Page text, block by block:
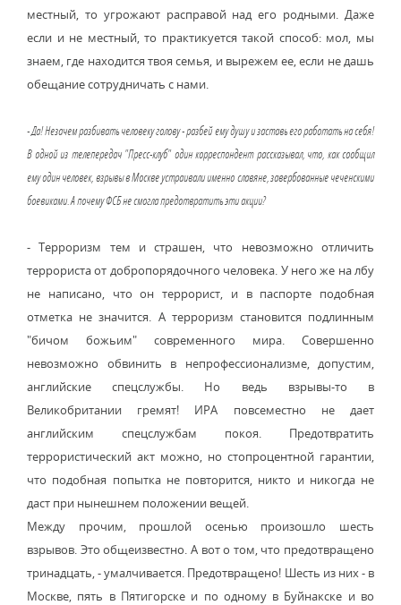
местный, то угрожают расправой над его родными. Даже
если и не местный, то практикуется такой способ: мол, мы
знаем, где находится твоя семья, и вырежем ее, если не дашь
обещание сотрудничать с нами.
- Да! Незачем разбивать человеку голову - разбей ему душу и заставь его работать на себя!
В одной из телепередач "Пресс-клуб" один корреспондент рассказывал, что, как сообщил
ему один человек, взрывы в Москве устраивали именно славяне, завербованные чеченскими
боевиками. А почему ФСБ не смогла предотвратить эти акции?
- Терроризм тем и страшен, что невозможно отличить
террориста от добропорядочного человека. У него же на лбу
не написано, что он террорист, и в паспорте подобная
отметка не значится. А терроризм становится подлинным
"бичом божьим" современного мира. Совершенно
невозможно обвинить в непрофессионализме, допустим,
английские спецслужбы. Но ведь взрывы-то в
Великобритании гремят! ИРА повсеместно не дает
английским спецслужбам покоя. Предотвратить
террористический акт можно, но стопроцентной гарантии,
что подобная попытка не повторится, никто и никогда не
даст при нынешнем положении вещей.
Между прочим, прошлой осенью произошло шесть
взрывов. Это общеизвестно. А вот о том, что предотвращено
тринадцать, - умалчивается. Предотвращено! Шесть из них - в
Москве, пять в Пятигорске и по одному в Буйнакске и во